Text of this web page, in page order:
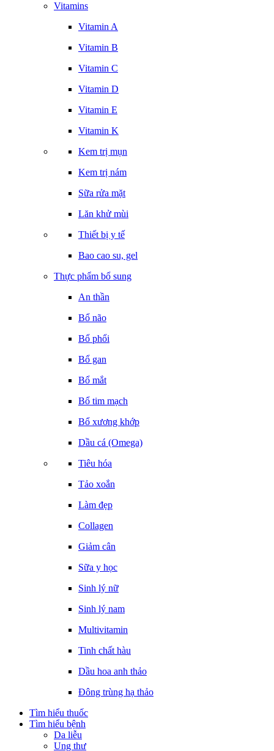
Vitamins
Vitamin A
Vitamin B
Vitamin C
Vitamin D
Vitamin E
Vitamin K
Kem trị mụn
Kem trị nám
Sữa rửa mặt
Lăn khử mùi
Thiết bị y tế
Bao cao su, gel
Thực phẩm bổ sung
An thần
Bổ não
Bổ phổi
Bổ gan
Bổ mắt
Bổ tim mạch
Bổ xương khớp
Dầu cá (Omega)
Tiêu hóa
Tảo xoắn
Làm đẹp
Collagen
Giảm cân
Sữa y học
Sinh lý nữ
Sinh lý nam
Multivitamin
Tinh chất hàu
Dầu hoa anh thảo
Đông trùng hạ thảo
Tìm hiểu thuốc
Tìm hiểu bệnh
Da liễu
Ung thư